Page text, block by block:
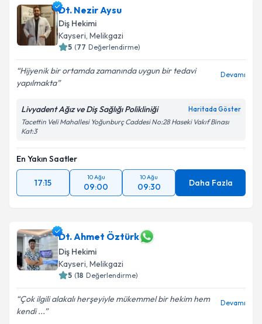
Dt. Nezir Aysu
Diş Hekimi
Kayseri, Melikgazi
5 (77 Değerlendirme)
Hijyenik bir ortamda zamanında uygun bir tedavi
yapılmakta
Devamı
Livyadent Ağız ve Diş Sağlığı Polikliniği Haritada Göster
Tacettin Veli Mahallesi Yoğunburç Caddesi No:28 Haseki Vakıf Binası
Kat:3
En Yakın Saatler
17:15
10 Ağu
09:00
10 Ağu
09:30 Daha Fazla
Dt. Ahmet Öztürk
Diş Hekimi
Kayseri, Melikgazi
5 (18 Değerlendirme)
Çok ilgili alakalı herşeyiyle mükemmel bir hekim hem
kendi ...
Devamı